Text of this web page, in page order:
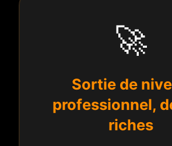
🚀
Sortie de
professionnel,
riches